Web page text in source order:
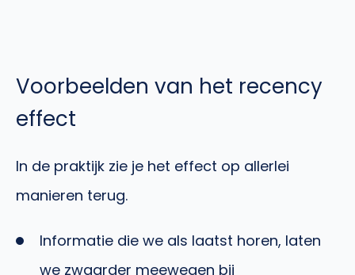
Voorbeelden van het recency
effect
In de praktijk zie je het effect op allerlei
manieren terug.
Informatie die we als laatst horen, laten
we zwaarder meewegen bij